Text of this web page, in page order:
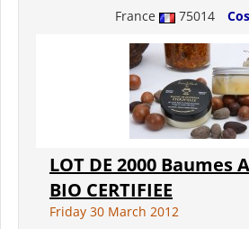
France 75014
LOT DE 2000 Baumes
BIO CERTIFIEE
Friday 30 March 2012